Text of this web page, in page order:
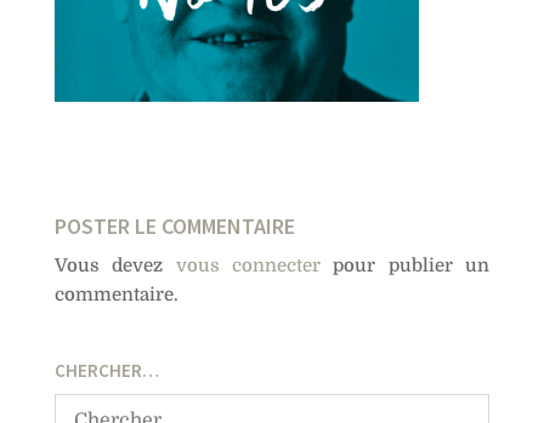
POSTER LE COMMENTAIRE
Vous devez vous connecter pour publier un
commentaire.
CHERCHER…